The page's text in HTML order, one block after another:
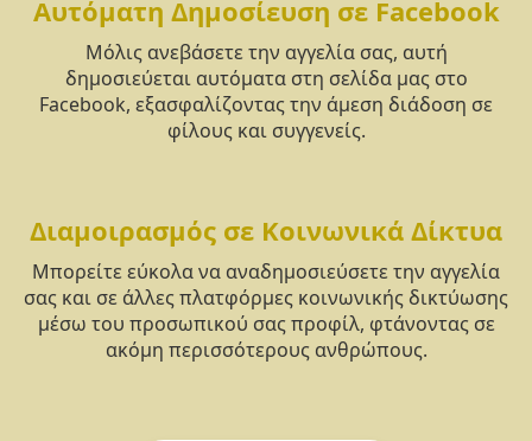
Αυτόματη Δημοσίευση σε Facebook
Μόλις ανεβάσετε την αγγελία σας, αυτή
δημοσιεύεται αυτόματα στη σελίδα μας στο
Facebook, εξασφαλίζοντας την άμεση διάδοση σε
φίλους και συγγενείς.
Διαμοιρασμός σε Κοινωνικά Δίκτυα
Μπορείτε εύκολα να αναδημοσιεύσετε την αγγελία
σας και σε άλλες πλατφόρμες κοινωνικής δικτύωσης
μέσω του προσωπικού σας προφίλ, φτάνοντας σε
ακόμη περισσότερους ανθρώπους.